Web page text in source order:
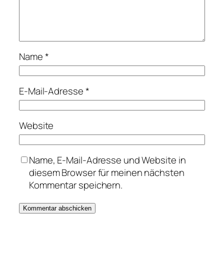
Name*
E-Mail-Adresse*
Website
Name, E-Mail-Adresse und Website in
diesem Browser für meinen nächsten
Kommentar speichern.